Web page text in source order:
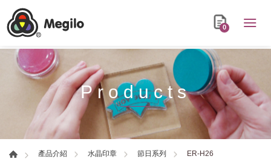
0
Products
產品介紹 水晶印章 節日系列 ER-H26